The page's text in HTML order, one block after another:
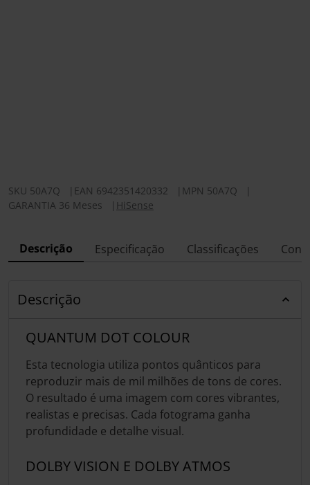
SKU 50A7Q EAN 6942351420332 MPN 50A7Q
GARANTIA 36 Meses
HiSense
Descrição Especificação Classificações
Descrição
QUANTUM DOT COLOUR
Esta tecnologia utiliza pontos quânticos para
reproduzir mais de mil milhões de tons de cores.
O resultado é uma imagem com cores vibrantes,
realistas e precisas. Cada fotograma ganha
profundidade e detalhe visual.
DOLBY VISION E DOLBY ATMOS